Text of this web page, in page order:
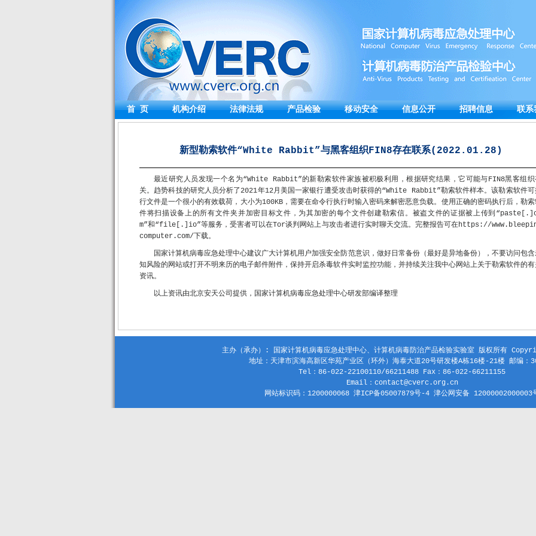
首 页 机构介绍 法律法规 产品检验 移动安全 信息公开 招聘信息 联系
新型勒索软件“White Rabbit”与黑客组织FIN8存在联系(2022.01.28)
最近研究人员发现一个名为“White Rabbit”的新勒索软件家族被积极利用，根据研究结果，它可能与FIN8黑客组织
关。趋势科技的研究人员分析了2021年12月美国一家银行遭受攻击时获得的“White Rabbit”勒索软件样本。该勒索软件可
行文件是一个很小的有效载荷，大小为100KB，需要在命令行执行时输入密码来解密恶意负载。使用正确的密码执行后，勒
件将扫描设备上的所有文件夹并加密目标文件，为其加密的每个文件创建勒索信。被盗文件的证据被上传到
m”和“file[.]io”等服务，受害者可以在Tor谈判网站上与攻击者进行实时聊天交流。完整报告可在https://
computer.com/下载。
国家计算机病毒应急处理中心建议广大计算机用户加强安全防范意识，做好日常备份（最好是异地备份），不要访问包
知风险的网站或打开不明来历的电子邮件附件，保持开启杀毒软件实时监控功能，并持续关注我中心网站上关于勒索软件的
资讯。
以上资讯由北京安天公司提供，国家计算机病毒应急处理中心研发部编译整理
主办（承办）: 国家计算机病毒应急处理中心、计算机病毒防治产品检验实验室 版权所有
地址：天津市滨海高新区华苑产业区（环外）海泰大道20号研发楼A栋16楼-21楼 邮编：
Tel：86-022-22100110/66211488 Fax：86-022-66211155
Email：contact@cverc.org.cn
网站标识码：1200000068 津ICP备05007879号-4 津公网安备 12000002000003